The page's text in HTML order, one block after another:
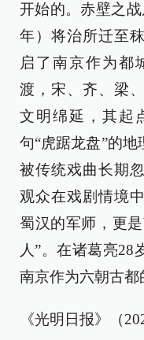
开始的。赤壁之
年）将治所迁至
启了南京作为都
渡，宋、齐、梁
文明绵延，其起
句“虎踞龙盘”的
被传统戏曲长期
观众在戏剧情境
蜀汉的军师，更
人”。在诸葛亮28
南京作为六朝古都
《光明日报》（